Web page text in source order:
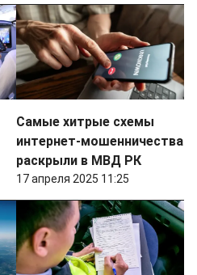
Самые хитрые схемы
интернет-мошенничества
раскрыли в МВД РК
17 апреля 2025 11:25